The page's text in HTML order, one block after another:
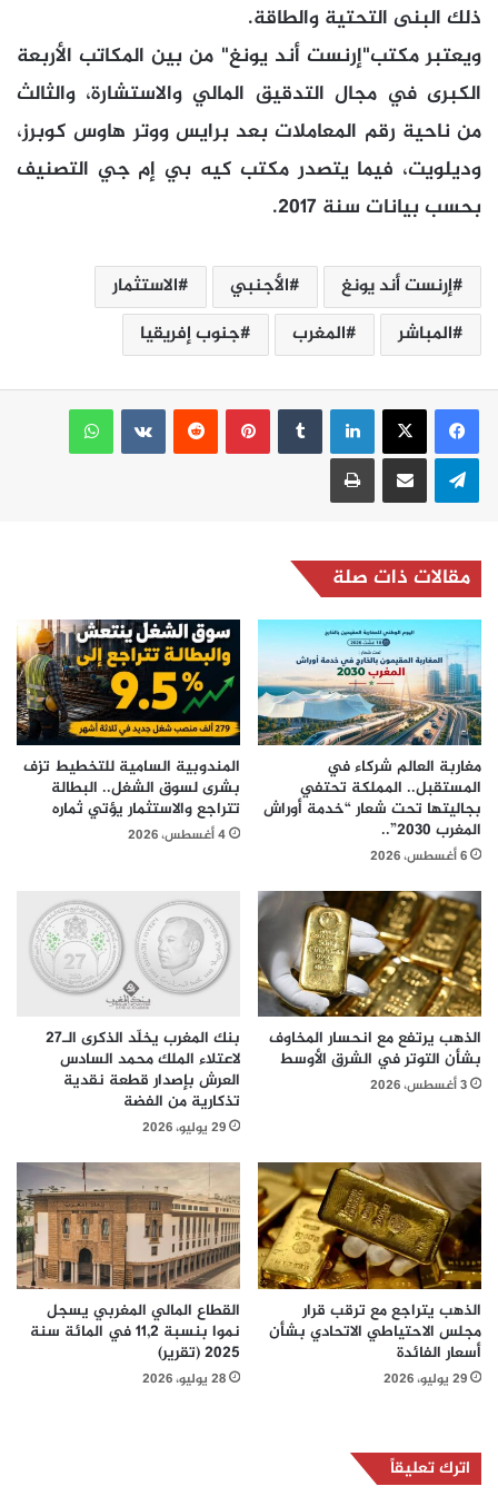
ذلك البنى التحتية والطاقة.
ويعتبر مكتب"إرنست أند يونغ" من بين المكاتب الأربعة
الكبرى في مجال التدقيق المالي والاستشارة، والثالث
من ناحية رقم المعاملات بعد برايس ووتر هاوس كوبرز،
وديلويت، فيما يتصدر مكتب كيه بي إم جي التصنيف
بحسب بيانات سنة 2017.
إرنست أند يونغ الأجنبي
الاستثمار
المباشر
المغرب جنوب إفريقيا
لينكدإن بينتيريست
واتساب
تيلقرام مشاركة عبر البريد طباعة
مقالات ذات صلة
مغاربة العالم شركاء في
المستقبل.. المملكة تحتفي
بجاليتها تحت شعار “خدمة أوراش
المغرب 2030”..
6 أغسطس، 2026
المندوبية السامية للتخطيط تزف
بشرى لسوق الشغل.. البطالة
تتراجع والاستثمار يؤتي ثماره
4 أغسطس، 2026
الذهب يرتفع مع انحسار المخاوف
بشأن التوتر في الشرق الأوسط
3 أغسطس، 2026
بنك المغرب يخلّد الذكرى الـ27
لاعتلاء الملك محمد السادس
العرش بإصدار قطعة نقدية
تذكارية من الفضة
29 يوليو، 2026
الذهب يتراجع مع ترقب قرار
مجلس الاحتياطي الاتحادي بشأن
أسعار الفائدة
29 يوليو، 2026
القطاع المالي المغربي يسجل
نموا بنسبة 11,2 في المائة سنة
2025 (تقرير)
28 يوليو، 2026
اترك تعليقاً